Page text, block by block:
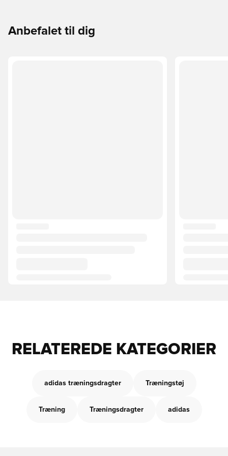
Anbefalet til dig
RELATEREDE KATEGORIER
adidas træningsdragter Træningstøj
Træning Træningsdragter adidas